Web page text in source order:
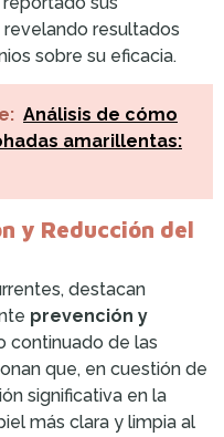
resultados
sobre su eficacia.
Análisis de cómo
amarillentas:
y Reducción del
destacan
prevención y
continuado de las
que, en cuestión de
significativa en la
más clara y limpia al